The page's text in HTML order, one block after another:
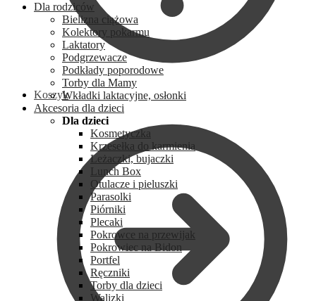
Koszyk
Dla rodziców
Bielizna ciążowa
Kolektory pokarmu
Laktatory
Podgrzewacze
Podkłady poporodowe
Torby dla Mamy
Wkładki laktacyjne, osłonki
Akcesoria dla dzieci
Dla dzieci
Kosmetyczka
Krzesełka do karmienia
Leżaczki, bujaczki
Lunch Box
Otulacze i pieluszki
Parasolki
Piórniki
Plecaki
Pokrowce na przewijak
Pokrowiec na Bidon
Portfel
Ręczniki
Torby dla dzieci
Walizki